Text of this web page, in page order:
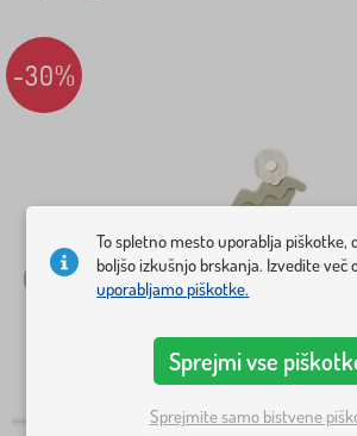
-30%
To spletno mesto uporablja piškotke,
boljšo izkušnjo brskanja. Izvedite več
uporabljamo piškotke.
Sprejmi vse
Sprejmite samo bistvene